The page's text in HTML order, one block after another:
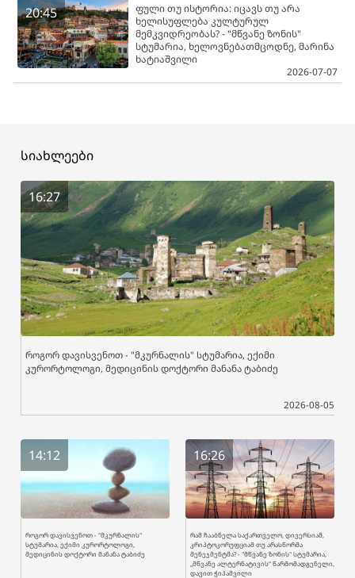
20:45
ფული თუ ისტორია: იცავს თუ არა
ხელისუფლება კულტურულ
მემკვიდრეობას? - "მწვანე ზონის"
სტუმარია, ხელოვნებათმცოდნე, მარინა
ხატიაშვილი
2026-07-07
სიახლეები
16:27
როგორ დავისვენოთ - "მკურნალის" სტუმარია, ექიმი
კურორტოლოგი, მედიცინის დოქტორი მანანა ტაბიძე
2026-08-05
14:12
როგორ დავისვენოთ - "მკურნალის"
სტუმარია, ექიმი კურორტოლოგი,
მედიცინის დოქტორი მანანა ტაბიძე
16:26
რამ ჩააბნელა საქართველო, დივერსიამ,
კრიპტოკორუფციამ თუ არასწორმა
მენეჯმენტმა? - "მწვანე ზონის" სტუმარია,
„მწვანე ალტერნატივის“ წარმომადგენელი,
დავით ჭიპაშვილი